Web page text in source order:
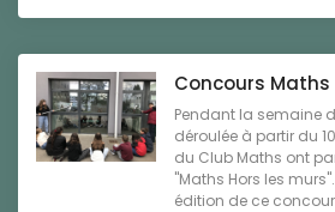
Concours
Pendant la semaine
déroulée à partir du
du Club Maths ont
"Maths Hors les
édition de ce